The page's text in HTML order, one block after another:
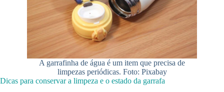
A garrafinha de água é um item que precisa de
limpezas periódicas. Foto: Pixabay
Dicas para conservar a limpeza e o estado da garrafa